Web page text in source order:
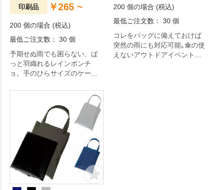
印刷品 ￥265 ~
200 個の場合 (税込)
最低ご注文数： 30 個
予期せぬ雨でも困らない、ぱ
っと羽織れるレインポンチ
ョ。手のひらサイズのケース
も抜群です。
200 個の場合 (税込)
最低ご注文数： 30 個
コレをバッグに備えておけば
突然の雨にも対応可能｡傘の使
えないアウトドアイベントな